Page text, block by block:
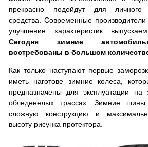
прекрасно подойдут для личного
средства. Современные производители
улучшение характеристик
Сегодня зимние
востребованы в большом
Как только наступают первые
иметь наготове зимние колеса,
предназначены для эксплуатации на
обледенелых трассах. Зимние
сложную конструкцию и
высоту рисунка протектора.